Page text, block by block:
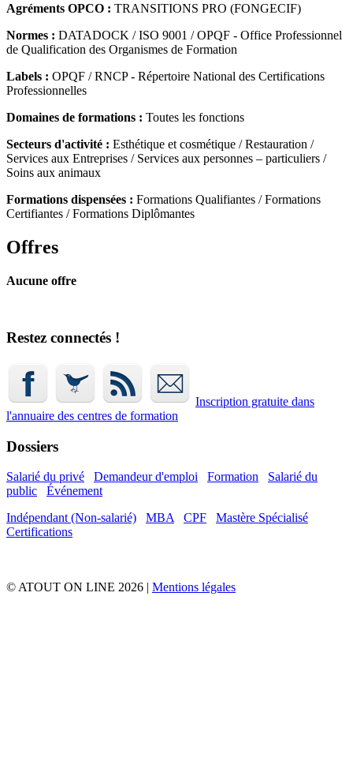
Agréments OPCO : TRANSITIONS PRO (FONGECIF)
Normes : DATADOCK / ISO 9001 / OPQF - Office Professionnel
de Qualification des Organismes de Formation
Labels : OPQF / RNCP - Répertoire National des Certifications
Professionnelles
Domaines de formations : Toutes les fonctions
Secteurs d'activité : Esthétique et cosmétique / Restauration /
Services aux Entreprises / Services aux personnes – particuliers /
Soins aux animaux
Formations dispensées : Formations Qualifiantes / Formations
Certifiantes / Formations Diplômantes
Offres
Aucune offre
Restez connectés !
Inscription gratuite dans
l'annuaire des centres de formation
Dossiers
Salarié du privé Demandeur d'emploi Formation
Salarié du
public
Événement
Indépendant (Non-salarié)
MBA CPF
Mastère Spécialisé
Certifications
© ATOUT ON LINE 2026 | Mentions légales